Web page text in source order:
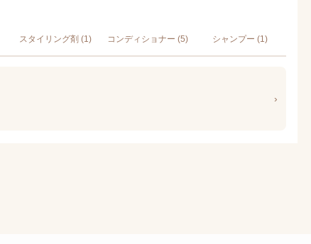
スタイリング剤 (1) コンディショナー (5) シャンプー (1)
›